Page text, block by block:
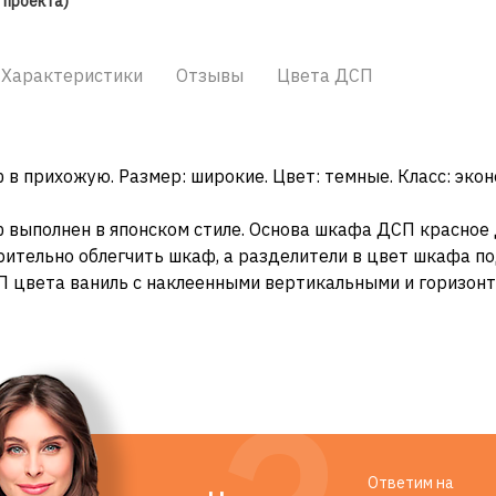
Характеристики Отзывы Цвета ДСП
прихожую. Размер: широкие. Цвет: темные. Класс:
в японском стиле. Основа шкафа ДСП
облегчить шкаф, а разделители в цвет шкафа
ваниль с наклеенными вертикальными и
Ответим на